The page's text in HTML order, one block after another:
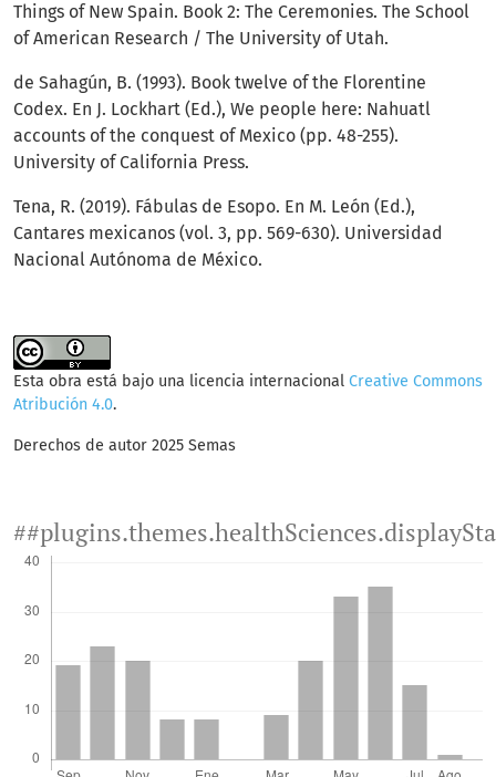
Things of New Spain. Book 2: The Ceremonies. The School
of American Research / The University of Utah.
de Sahagún, B. (1993). Book twelve of the Florentine
Codex. En J. Lockhart (Ed.), We people here: Nahuatl
accounts of the conquest of Mexico (pp. 48-255).
University of California Press.
Tena, R. (2019). Fábulas de Esopo. En M. León (Ed.),
Cantares mexicanos (vol. 3, pp. 569-630). Universidad
Nacional Autónoma de México.
Esta obra está bajo una licencia internacional Creative Commons
Atribución 4.0.
Derechos de autor 2025 Semas